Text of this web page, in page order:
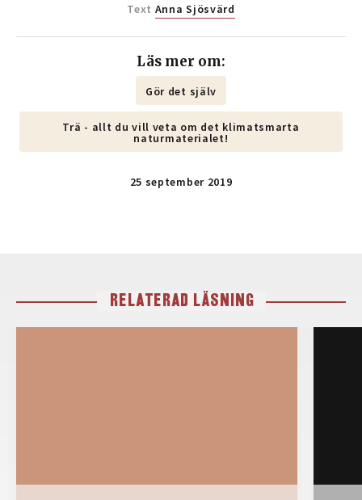
Text Anna Sjösvärd
Läs mer om:
Gör det själv
Trä - allt du vill veta om det klimatsmarta
naturmaterialet!
25 september 2019
RELATERAD LÄSNING